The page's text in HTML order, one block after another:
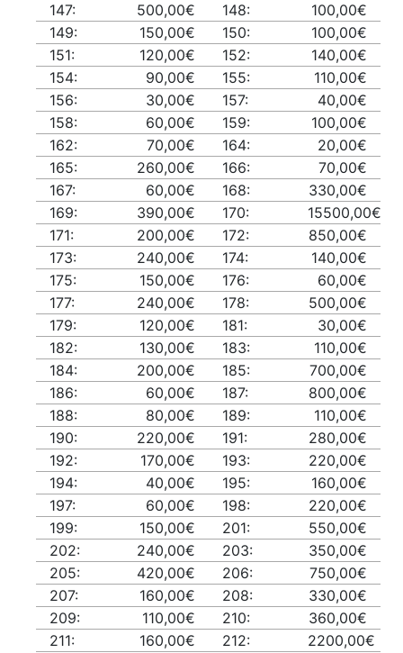
147:
500,00€ 148:
100,00€
149:
150,00€ 150:
100,00€
151:
120,00€ 152:
140,00€
154:
90,00€ 155:
110,00€
156:
30,00€ 157:
40,00€
158:
60,00€ 159:
100,00€
162:
70,00€ 164:
20,00€
165:
260,00€ 166:
70,00€
167:
60,00€ 168:
330,00€
169:
390,00€ 170:
15500,00€
171:
200,00€ 172:
850,00€
173:
240,00€ 174:
140,00€
175:
150,00€ 176:
60,00€
177:
240,00€ 178:
500,00€
179:
120,00€ 181:
30,00€
182:
130,00€ 183:
110,00€
184:
200,00€ 185:
700,00€
186:
60,00€ 187:
800,00€
188:
80,00€ 189:
110,00€
190:
220,00€ 191:
280,00€
192:
170,00€ 193:
220,00€
194:
40,00€ 195:
160,00€
197:
60,00€ 198:
220,00€
199:
150,00€ 201:
550,00€
202:
240,00€ 203:
350,00€
205:
420,00€ 206:
750,00€
207:
160,00€ 208:
330,00€
209:
110,00€ 210:
360,00€
211:
160,00€ 212:
2200,00€